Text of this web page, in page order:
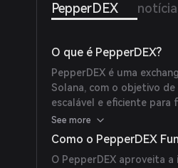
PepperDEX
O que é PepperDEX?
PepperDEX é uma
Solana, com o objetivo
escalável e eficiente
(pepperdex.gitbook.io
See more
Como o PepperDEX
O PepperDEX aproveita